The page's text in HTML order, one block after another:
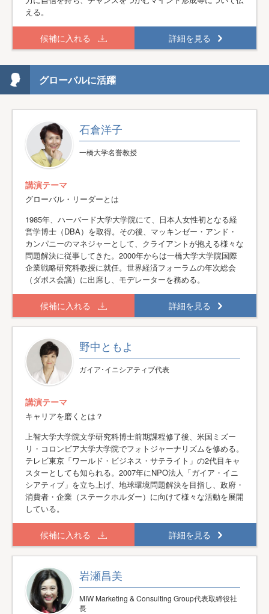
える。
候補に入れる 詳細を見る
グローバルに活躍
石倉洋子
一橋大学名誉教授
講演テーマ
グローバル・リーダーとは
1985年、ハーバード大学大学院にて、日本人女性初となる経
営学博士（DBA）を取得。その後、マッキンゼー・アンド・
カンパニーのマネジャーとして、クライアントが抱える様々な
問題解決に従事してきた。2000年からは一橋大学大学院国際
企業戦略研究科教授に就任。世界経済フォーラムの年次総会
（ダボス会議）に出席し、モデレーターを務める。
候補に入れる 詳細を見る
野中ともよ
ガイア･イニシアティブ代表
講演テーマ
キャリアを磨くとは？
上智大学大学院文学研究科博士前期課程修了後、米国ミズー
リ・コロンビア大学大学院でフォトジャーナリズムを修める。
テレビ東京「ワールド・ビジネス・サテライト」の2代目キャ
スターとしても知られる。2007年にNPO法人「ガイア・イニ
シアティブ」を立ち上げ、地球環境問題解決を目指し、政府・
消費者・企業（ステークホルダー）に向けて様々な活動を展開
している。
候補に入れる 詳細を見る
岩瀬昌美
MIW Marketing & Consulting Group代表取締役社
長